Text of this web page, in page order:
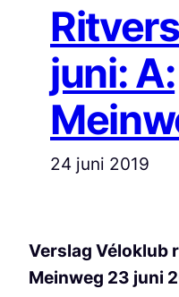
juni: A:
24 juni 2019
Verslag Véloklub
Meinweg 23 juni